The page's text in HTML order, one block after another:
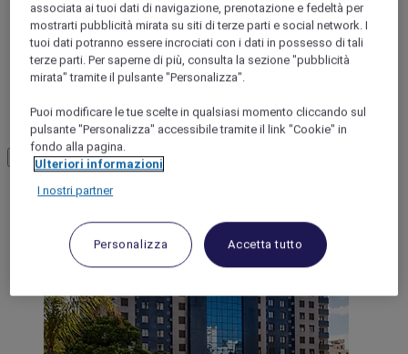
Canoas
Guaiba
Load More See more items
associata ai tuoi dati di navigazione, prenotazione e fedeltà per
mostrarti pubblicità mirata su siti di terze parti e social network. I
tuoi dati potranno essere incrociati con i dati in possesso di tali
terze parti. Per saperne di più, consulta la sezione "pubblicità
mirata" tramite il pulsante "Personalizza".
Puoi modificare le tue scelte in qualsiasi momento cliccando sul
pulsante "Personalizza" accessibile tramite il link "Cookie" in
fondo alla pagina.
Ulteriori informazioni
I nostri partner
Personalizza Accetta tutto